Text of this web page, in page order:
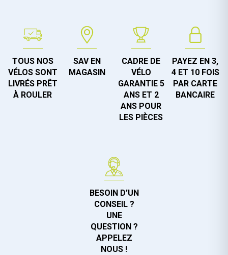
TOUS NOS
VÉLOS SONT
LIVRÉS PRÊT
À ROULER
SAV EN
MAGASIN
CADRE DE
VÉLO
GARANTIE 5
ANS ET 2
ANS POUR
LES PIÈCES
PAYEZ EN 3,
4 ET 10 FOIS
PAR CARTE
BANCAIRE
BESOIN D’UN
CONSEIL ?
UNE
QUESTION ?
APPELEZ
NOUS !